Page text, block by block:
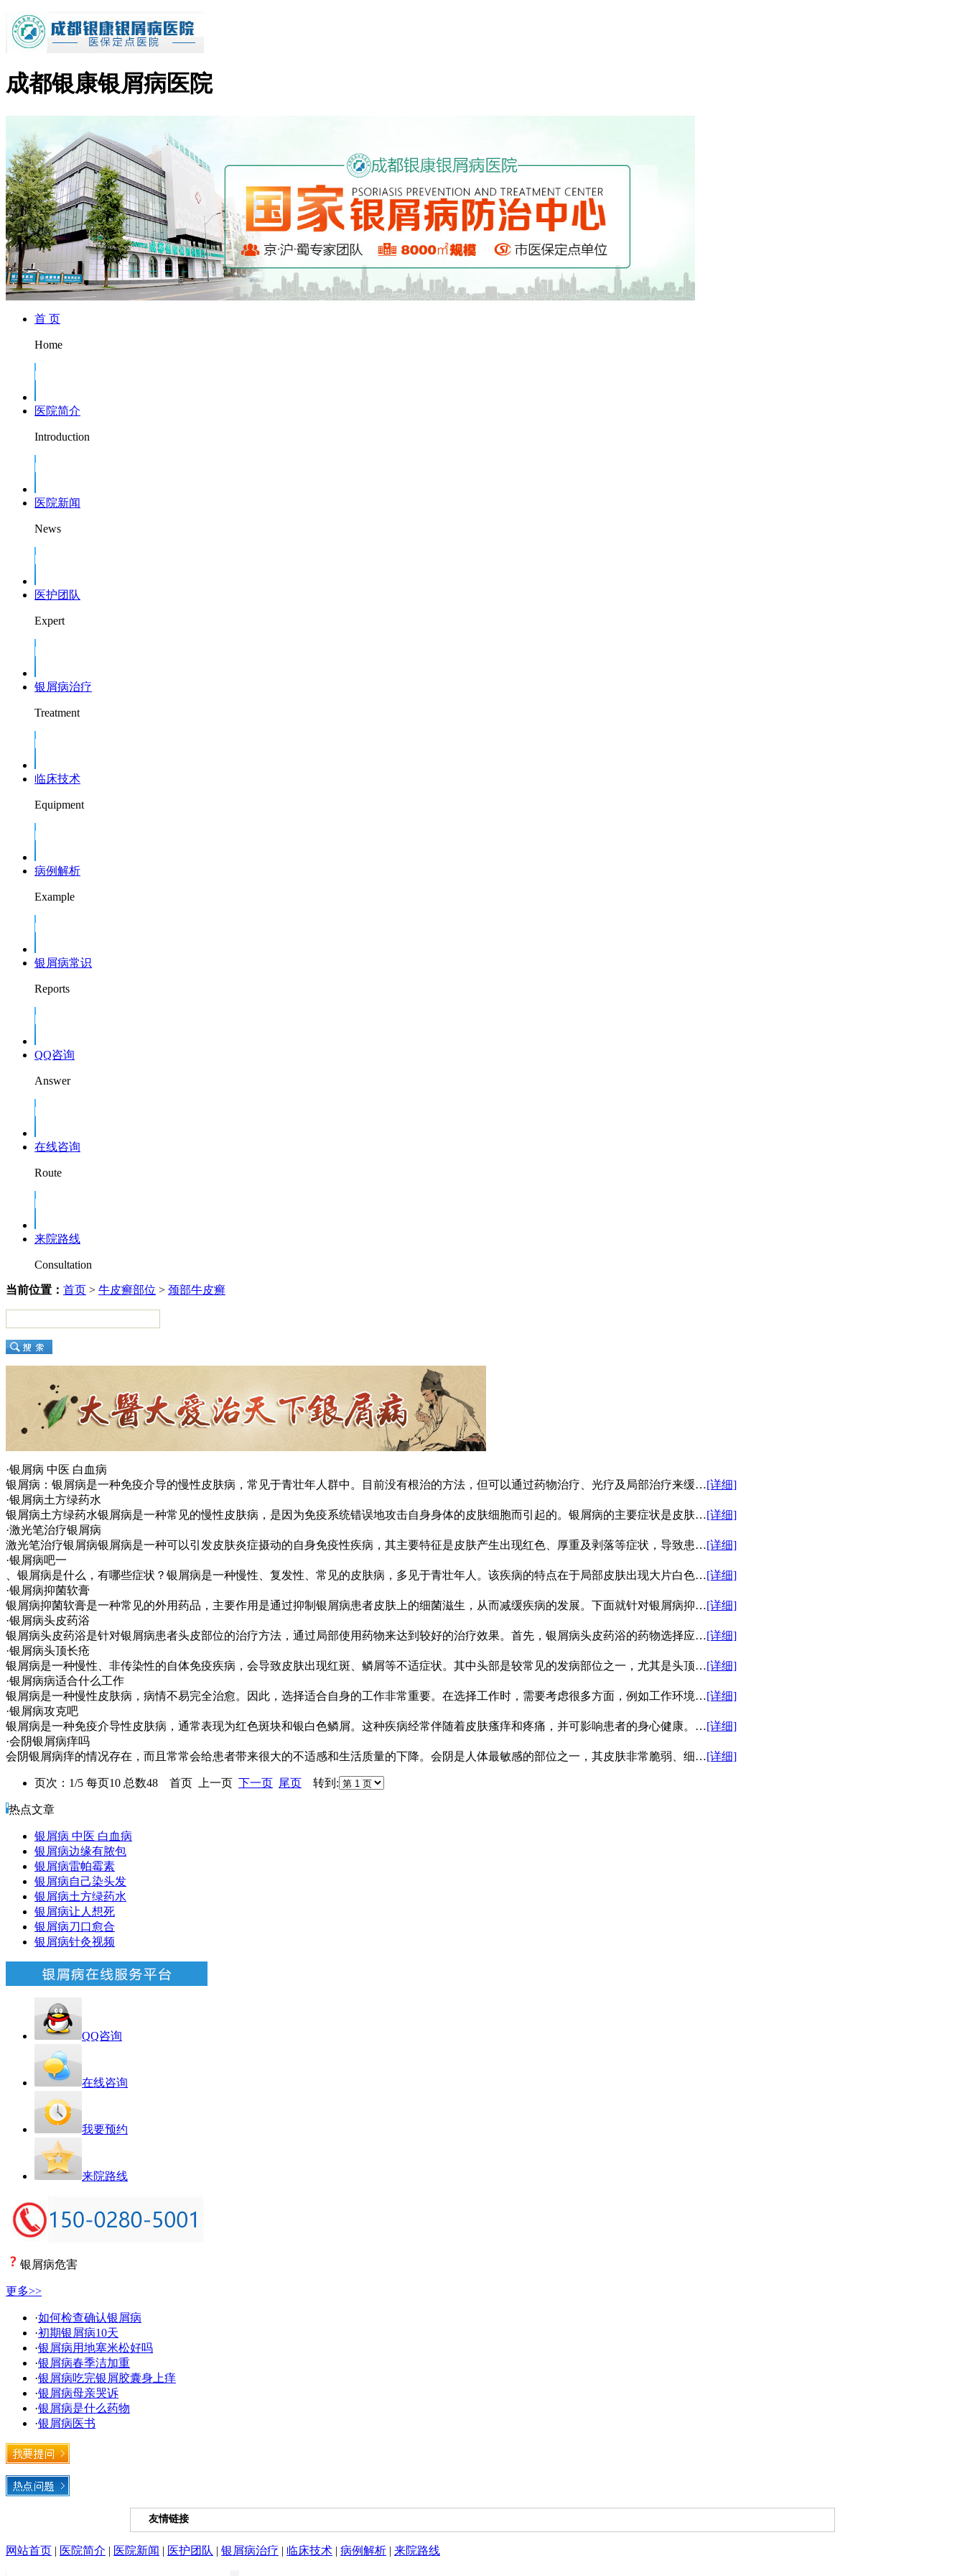
成都银康银屑病医院
首 页
Home
医院简介
Introduction
医院新闻
News
医护团队
Expert
银屑病治疗
Treatment
临床技术
Equipment
病例解析
Example
银屑病常识
Reports
QQ咨询
Answer
在线咨询
Route
来院路线
Consultation
当前位置： 首页 > 牛皮癣部位 > 颈部牛皮癣
·银屑病 中医 白血病
银屑病：银屑病是一种免疫介导的慢性皮肤病，常见于青壮年人群中。目前没有根治的方法，但可以通过药物治疗、光疗及局部治疗来缓…[详细]
·银屑病土方绿药水
银屑病土方绿药水银屑病是一种常见的慢性皮肤病，是因为免疫系统错误地攻击自身身体的皮肤细胞而引起的。银屑病的主要症状是皮肤…[详细]
·激光笔治疗银屑病
激光笔治疗银屑病银屑病是一种可以引发皮肤炎症摄动的自身免疫性疾病，其主要特征是皮肤产生出现红色、厚重及剥落等症状，导致患…[详细]
·银屑病吧一
、银屑病是什么，有哪些症状？银屑病是一种慢性、复发性、常见的皮肤病，多见于青壮年人。该疾病的特点在于局部皮肤出现大片白色…[详细]
·银屑病抑菌软膏
银屑病抑菌软膏是一种常见的外用药品，主要作用是通过抑制银屑病患者皮肤上的细菌滋生，从而减缓疾病的发展。下面就针对银屑病抑…[详细]
·银屑病头皮药浴
银屑病头皮药浴是针对银屑病患者头皮部位的治疗方法，通过局部使用药物来达到较好的治疗效果。首先，银屑病头皮药浴的药物选择应…[详细]
·银屑病头顶长疮
银屑病是一种慢性、非传染性的自体免疫疾病，会导致皮肤出现红斑、鳞屑等不适症状。其中头部是较常见的发病部位之一，尤其是头顶…[详细]
·银屑病病适合什么工作
银屑病是一种慢性皮肤病，病情不易完全治愈。因此，选择适合自身的工作非常重要。在选择工作时，需要考虑很多方面，例如工作环境…[详细]
·银屑病攻克吧
银屑病是一种免疫介导性皮肤病，通常表现为红色斑块和银白色鳞屑。这种疾病经常伴随着皮肤瘙痒和疼痛，并可影响患者的身心健康。…[详细]
·会阴银屑病痒吗
会阴银屑病痒的情况存在，而且常常会给患者带来很大的不适感和生活质量的下降。会阴是人体最敏感的部位之一，其皮肤非常脆弱、细…[详细]
页次：1/5 每页10 总数48 首页 上一页 下一页 尾页 转到:
热点文章
银屑病 中医 白血病
银屑病边缘有脓包
银屑病雷帕霉素
银屑病自己染头发
银屑病土方绿药水
银屑病让人想死
银屑病刀口愈合
银屑病针灸视频
QQ咨询
在线咨询
我要预约
来院路线
银屑病危害
更多>>
·如何检查确认银屑病
·初期银屑病10天
·银屑病用地塞米松好吗
·银屑病春季洁加重
·银屑病吃完银屑胶囊身上痒
·银屑病母亲哭诉
·银屑病是什么药物
·银屑病医书
友情链接
网站首页 | 医院简介 | 医院新闻 | 医护团队 | 银屑病治疗 | 临床技术 | 病例解析 | 来院路线